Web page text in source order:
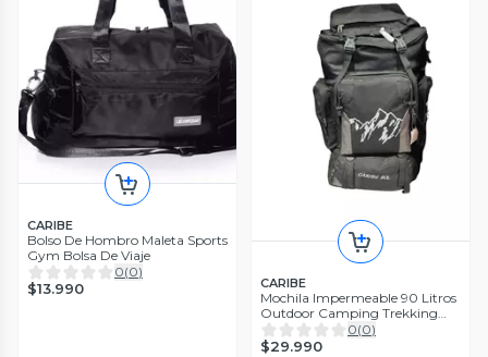
CARIBE
Bolso De Hombro Maleta Sports
Gym Bolsa De Viaje
0(0)
$13.990 CARIBE
Mochila Impermeable 90 Litros
Outdoor Camping Trekking
Viaje
0(0)
$29.990